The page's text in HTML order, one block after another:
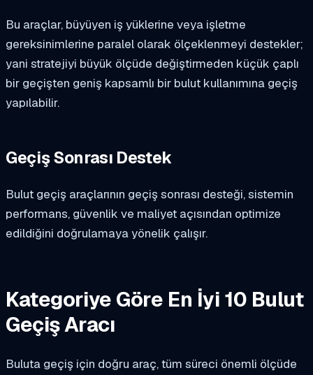
Bu araçlar, büyüyen iş yüklerine veya işletme
gereksinimlerine paralel olarak ölçeklenmeyi destekler;
yani stratejiyi büyük ölçüde değiştirmeden küçük çaplı
bir geçişten geniş kapsamlı bir bulut kullanımına geçiş
yapılabilir.
Geçiş Sonrası Destek
Bulut geçiş araçlarının geçiş sonrası desteği, sistemin
performans, güvenlik ve maliyet açısından optimize
edildiğini doğrulamaya yönelik çalışır.
Kategoriye Göre En İyi 10 Bulut
Geçiş Aracı
Buluta geçiş için doğru araç, tüm süreci önemli ölçüde